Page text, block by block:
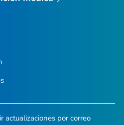
actualizaciones por correo